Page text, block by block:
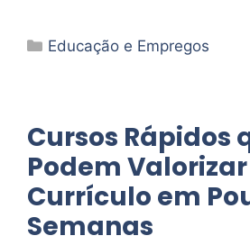
Categorias
Educação e Empregos
Cursos Rápidos
Podem
Currículo em
Semanas